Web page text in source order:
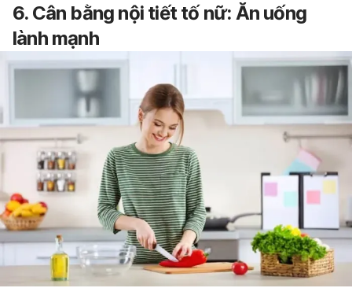
6. Cân bằng nội tiết tố nữ: Ăn uống
lành mạnh